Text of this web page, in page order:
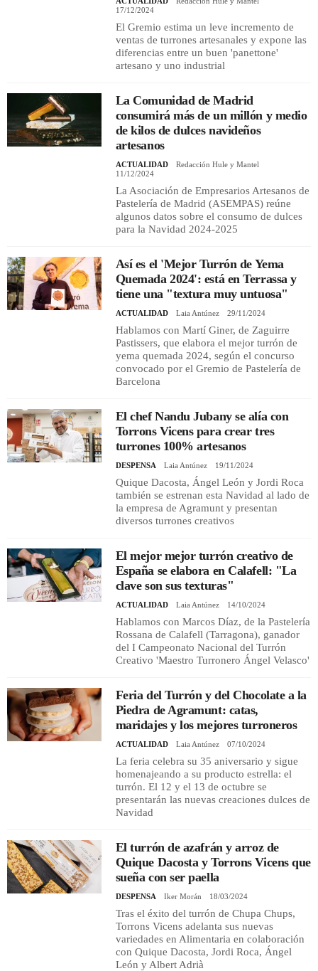
17/12/2024
El Gremio estima un leve incremento de
ventas de turrones artesanales y expone las
diferencias entre un buen 'panettone'
artesano y uno industrial
La Comunidad de Madrid
consumirá más de un millón y medio
de kilos de dulces navideños
artesanos
ACTUALIDAD
Redacción Hule y Mantel
11/12/2024
La Asociación de Empresarios Artesanos de
Pastelería de Madrid (ASEMPAS) reúne
algunos datos sobre el consumo de dulces
para la Navidad 2024-2025
Así es el 'Mejor Turrón de Yema
Quemada 2024': está en Terrassa y
tiene una "textura muy untuosa"
ACTUALIDAD Laia Antúnez 29/11/2024
Hablamos con Martí Giner, de Zaguirre
Pastissers, que elabora el mejor turrón de
yema quemada 2024, según el concurso
convocado por el Gremio de Pastelería de
Barcelona
El chef Nandu Jubany se alía con
Torrons Vicens para crear tres
turrones 100% artesanos
DESPENSA Laia Antúnez 19/11/2024
Quique Dacosta, Ángel León y Jordi Roca
también se estrenan esta Navidad al lado de
la empresa de Agramunt y presentan
diversos turrones creativos
El mejor mejor turrón creativo de
España se elabora en Calafell: "La
clave son sus texturas"
ACTUALIDAD Laia Antúnez 14/10/2024
Hablamos con Marcos Díaz, de la Pastelería
Rossana de Calafell (Tarragona), ganador
del I Campeonato Nacional del Turrón
Creativo 'Maestro Turronero Ángel Velasco'
Feria del Turrón y del Chocolate a la
Piedra de Agramunt: catas,
maridajes y los mejores turroneros
ACTUALIDAD Laia Antúnez 07/10/2024
La feria celebra su 35 aniversario y sigue
homenajeando a su producto estrella: el
turrón. El 12 y el 13 de octubre se
presentarán las nuevas creaciones dulces de
Navidad
El turrón de azafrán y arroz de
Quique Dacosta y Torrons Vicens que
sueña con ser paella
DESPENSA Iker Morán 18/03/2024
Tras el éxito del turrón de Chupa Chups,
Torrons Vicens adelanta sus nuevas
variedades en Alimentaria en colaboración
con Quique Dacosta, Jordi Roca, Ángel
León y Albert Adrià